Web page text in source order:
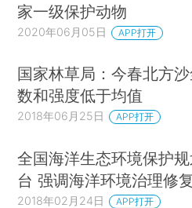
家一级保护动物
2020年06月05日 APP打开
国家林草局：今春北方
数和强度低于均值
2018年06月25日 APP打开
全国海洋生态环境保护规
台 强调海洋环境治理修复
2018年02月24日 APP打开